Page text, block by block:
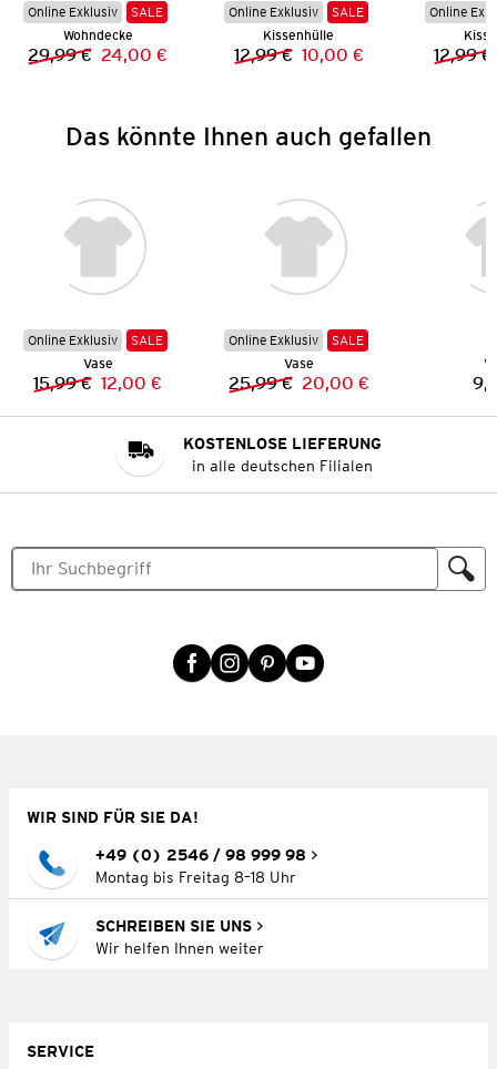
Online Exklusiv
SALE
Wohndecke
Vorheriger Preis:
29,99 € Neuer Preis:
24,00 €
Online Exklusiv
SALE
Kissenhülle
Vorheriger Preis:
12,99 € Neuer Preis:
10,00 €
Online
12,99 €
Das könnte Ihnen auch gefallen
Online Exklusiv
SALE
Vase
Vorheriger Preis:
15,99 € Neuer Preis:
12,00 €
Online Exklusiv
SALE
Vase
Vorheriger Preis:
25,99 € Neuer Preis:
20,00 €
KOSTENLOSE LIEFERUNG
in alle deutschen Filialen
WIR SIND FÜR SIE DA!
+49 (0) 2546 / 98 999 98
Montag bis Freitag 8–18 Uhr
SCHREIBEN SIE UNS
Wir helfen Ihnen weiter
SERVICE